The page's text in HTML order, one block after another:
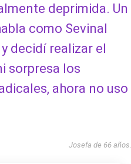
deprimida. Un
como Sevinal
decidí realizar el
sorpresa los
ahora no uso
Josefa de 66 años.